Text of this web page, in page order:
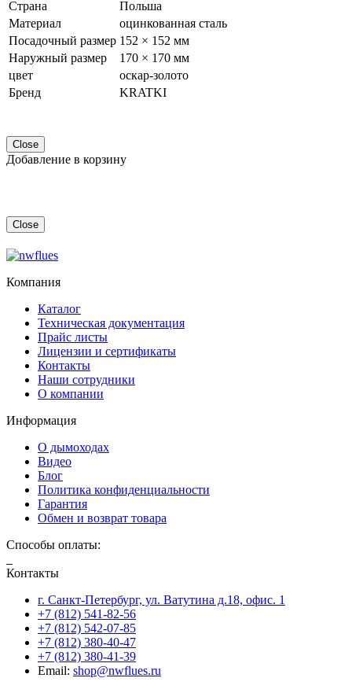
Страна
Польша
Материал
оцинкованная сталь
Посадочный размер 152 × 152 мм
Наружный размер
170 × 170 мм
цвет
оскар-золото
Бренд
KRATKI
Close
Добавление в корзину
Close
Компания
Каталог
Техническая документация
Прайс листы
Лицензии и сертификаты
Контакты
Наши сотрудники
О компании
Информация
О дымоходах
Видео
Блог
Политика конфиденциальности
Гарантия
Обмен и возврат товара
Способы оплаты:
Контакты
г. Санкт-Петербург, ул. Ватутина д.18, офис. 1
+7 (812) 541-82-56
+7 (812) 542-07-85
+7 (812) 380-40-47
+7 (812) 380-41-39
Email: shop@nwflues.ru